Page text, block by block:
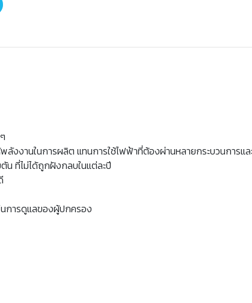
งงานในการผลิต แทนการใช้ไฟฟ้าที่ต้องผ่านหลายกระบวนการแ
ที่ไม่ได้ถูกฝังกลบในแต่ละปี
นการดูแลของผู้ปกครอง